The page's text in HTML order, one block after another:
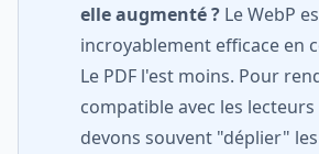
elle augmenté ? Le WebP
incroyablement efficace en
Le PDF l'est moins. Pour
compatible avec les lecteurs
devons souvent "déplier"